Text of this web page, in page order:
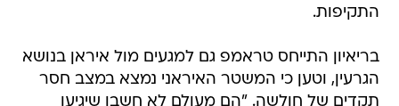
התקיפות.
בריאיון התייחס טראמפ גם למגעים מול איראן בנושא
הגרעין, וטען כי המשטר האיראני נמצא במצב חסר
תקדים של חולשה. "הם מעולם לא חשבו שיגיעו